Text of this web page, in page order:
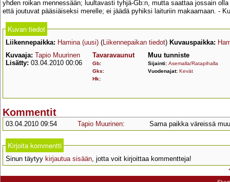
yhden roikan mennessään; luultavasti tyhjä-Gb:n, mutta saattaa jossain
että joutuvat pääsiäiseksi merelle; ei jäädä pyhiksi laituriin makaamaan. -
Kuvan tiedot
Liikennepaikka: Hamina (uusi) (Liikennepaikan tiedot) Kuvauspaikka:
Kuvaaja: Tapio Muurinen
Lisätty: 03.04.2010 00:06
Tavaravaunut
Gb:
Gks:
Hk:
Muu tunniste
Sijainti: Asemalla/Ratapihalla
Vuodenajat: Kevät
Kommentit
03.04.2010 09:54 Tapio Muurinen: Sama paikka väreissä
Kirjoita kommentti
Sinun täytyy kirjautua sisään, jotta voit kirjoittaa kommentteja!